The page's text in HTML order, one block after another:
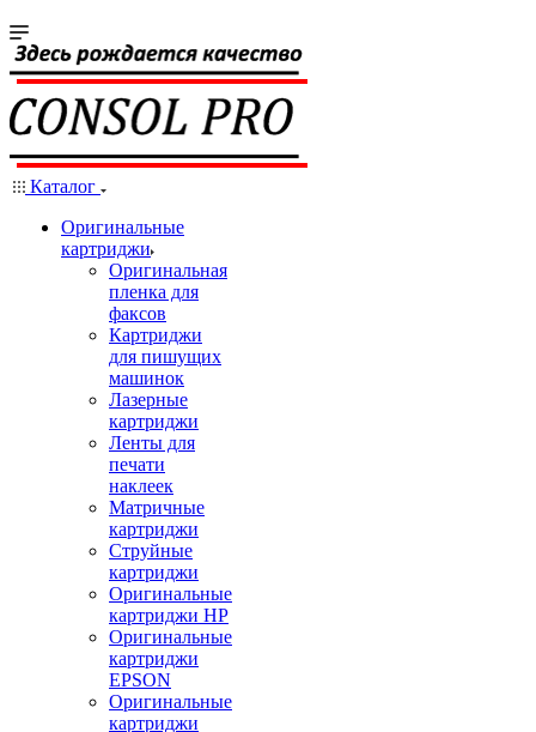
Каталог
Оригинальные
картриджи
Оригинальная
пленка для
факсов
Картриджи
для пишущих
машинок
Лазерные
картриджи
Ленты для
печати
наклеек
Матричные
картриджи
Струйные
картриджи
Оригинальные
картриджи HP
Оригинальные
картриджи
EPSON
Оригинальные
картриджи